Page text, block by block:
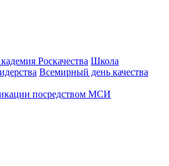
Роскачества Школа
Всемирный день качества
посредством МСИ